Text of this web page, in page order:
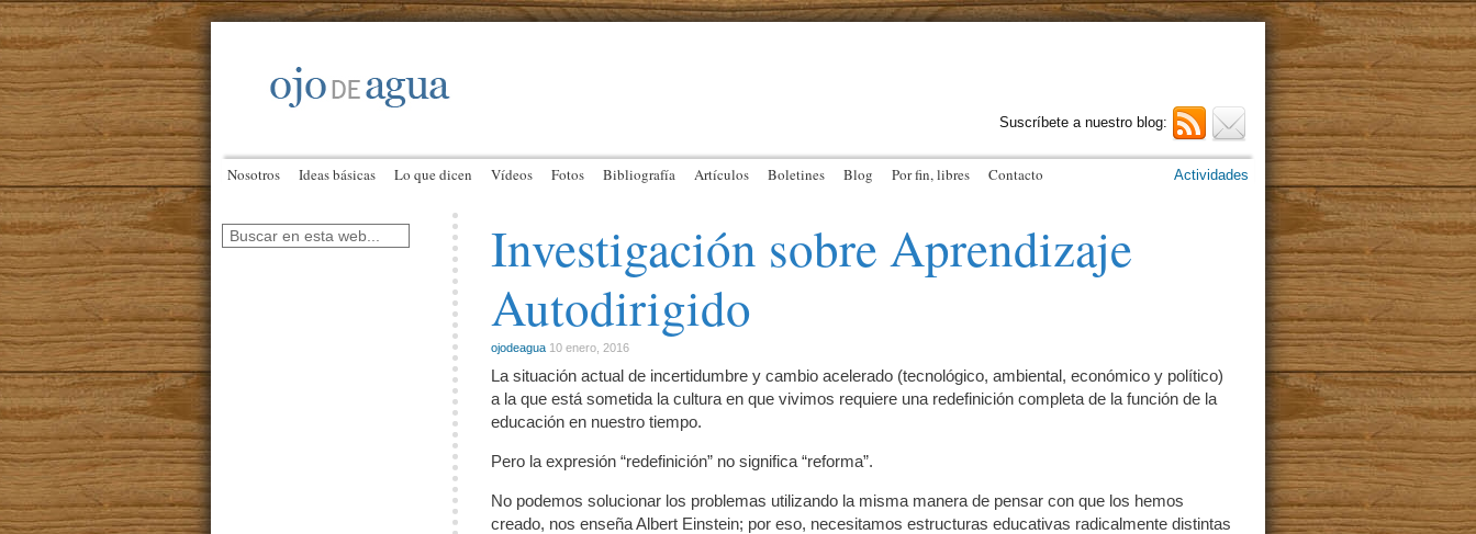
Suscríbete a nuestro blog:
Nosotros Ideas básicas Lo que dicen Vídeos Fotos Bibliografía Artículos Boletines Blog Por fin, libres Contacto Actividades
Investigación sobre Aprendizaje
Autodirigido
ojodeagua 10 enero, 2016
La situación actual de incertidumbre y cambio acelerado (tecnológico, ambiental, económico y político)
a la que está sometida la cultura en que vivimos requiere una redefinición completa de la función de la
educación en nuestro tiempo.
Pero la expresión “redefinición” no significa “reforma”.
No podemos solucionar los problemas utilizando la misma manera de pensar con que los hemos
creado, nos enseña Albert Einstein; por eso, necesitamos estructuras educativas radicalmente distintas